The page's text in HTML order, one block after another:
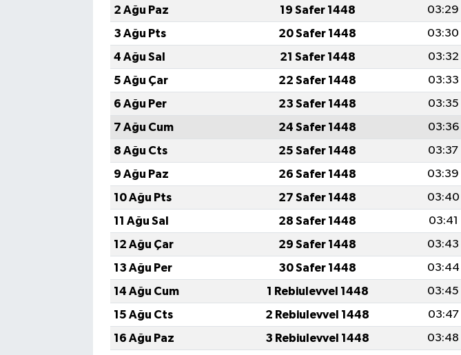
2 Ağu Paz
19 Safer 1448 03:29
3 Ağu Pts
20 Safer 1448 03:30
4 Ağu Sal
21 Safer 1448 03:32
5 Ağu Çar
22 Safer 1448 03:33
6 Ağu Per
23 Safer 1448 03:35
7 Ağu Cum
24 Safer 1448 03:36
8 Ağu Cts
25 Safer 1448 03:37
9 Ağu Paz
26 Safer 1448 03:39
10 Ağu Pts
27 Safer 1448 03:40
11 Ağu Sal
28 Safer 1448 03:41
12 Ağu Çar
29 Safer 1448 03:43
13 Ağu Per
30 Safer 1448 03:44
14 Ağu Cum
1 Rebiulevvel 1448 03:45
15 Ağu Cts
2 Rebiulevvel 1448 03:47
16 Ağu Paz
3 Rebiulevvel 1448 03:48